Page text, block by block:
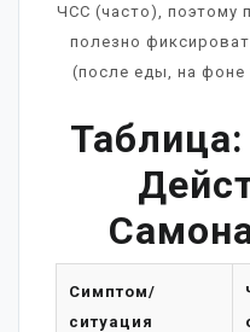
ЧСС (часто), поэтому
полезно
(после еды, на фоне
Симптом/
ситуация